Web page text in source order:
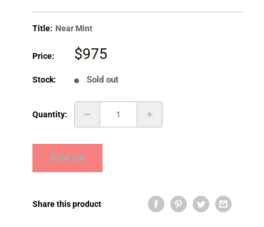
Title: Near Mint
Price:
Sale
$975
Stock: Sold out
Quantity:
Sold out
Share this product